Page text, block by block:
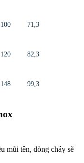
100 71,3
120 82,3
148 99,3
mũi tên, dòng chảy sẽ